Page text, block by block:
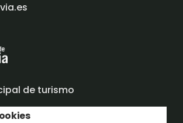
de turismo